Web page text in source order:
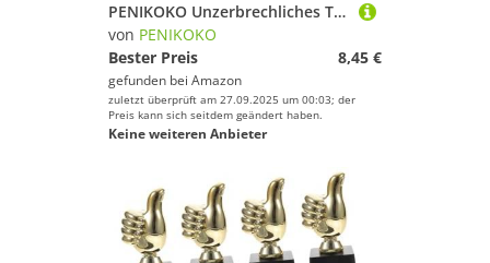
PENIKOKO Unzerbrechliches Teleskop fischkescher Landungsnetz aus Edelstahl Feinmaschig und Robust für Aquarien Aquarienfisch und Garnelenfang Geeignet für Fischteiche Farbe Zufällige Farbe
von PENIKOKO
Bester Preis
8,45 €
gefunden bei Amazon
zuletzt überprüft am 27.09.2025 um 00:03; der
Preis kann sich seitdem geändert haben.
Keine weiteren Anbieter